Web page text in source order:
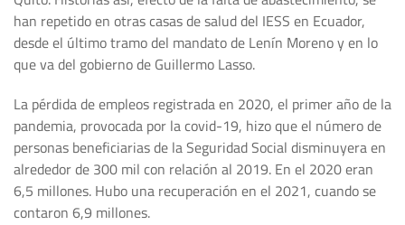
han repetido en otras casas de salud del IESS en Ecuador,
desde el último tramo del mandato de Lenín Moreno y en lo
que va del gobierno de Guillermo Lasso.
La pérdida de empleos registrada en 2020, el primer año de la
pandemia, provocada por la covid-19, hizo que el número de
personas beneficiarias de la Seguridad Social disminuyera en
alrededor de 300 mil con relación al 2019. En el 2020 eran
6,5 millones. Hubo una recuperación en el 2021, cuando se
contaron 6,9 millones.